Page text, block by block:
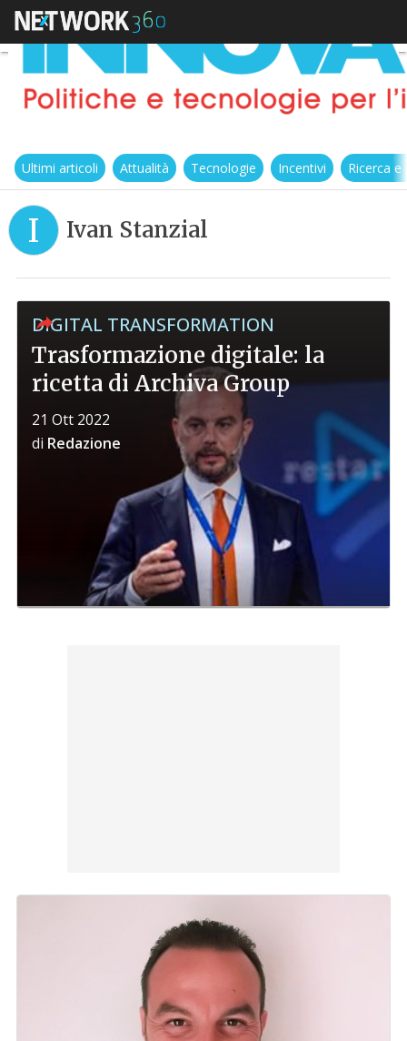
Ultimi articoli Attualità Tecnologie Incentivi Ricerca
I Ivan Stanzial
DIGITAL TRANSFORMATION
Trasformazione digitale: la
ricetta di Archiva Group
21 Ott 2022
di Redazione